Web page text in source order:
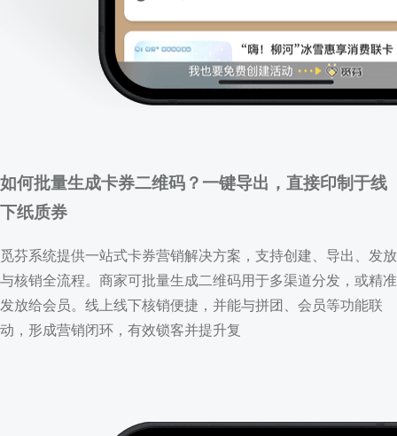
如何批量生成卡券二维码？一键导出，直接印制于线
下纸质券
觅芬系统提供一站式卡券营销解决方案，支持创建、导出、发放
与核销全流程。商家可批量生成二维码用于多渠道分发，或精准
发放给会员。线上线下核销便捷，并能与拼团、会员等功能联
动，形成营销闭环，有效锁客并提升复